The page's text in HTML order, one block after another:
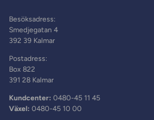
Besöksadress:
Smedjegatan 4
392 39 Kalmar
Postadress:
Box 822
391 28 Kalmar
Kundcenter: 0480-45 11 45
Växel: 0480-45 10 00